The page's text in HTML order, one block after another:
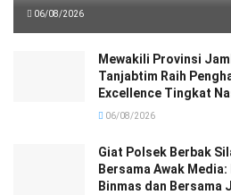
06/08/2026
Mewakili Provinsi
Tanjabtim Raih
Excellence Tingkat
06/08/2026
Giat Polsek Berbak
Bersama Awak
Binmas dan Bersama